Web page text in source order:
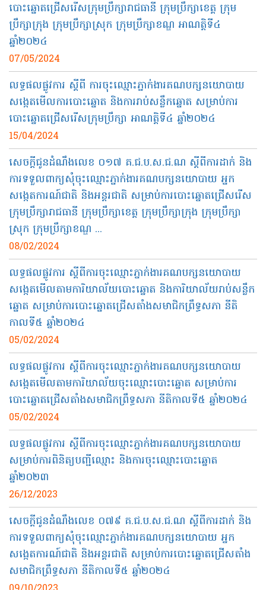
បោះឆ្នោតជ្រើសរើសក្រុមប្រឹក្សារាជធានី ក្រុមប្រឹក្សាខេត្ត ក្រុម
ប្រឹក្សាក្រុង ក្រុមប្រឹក្សាស្រុក ក្រុមប្រឹក្សាខណ្ឌ អាណត្តិទី៤
ឆ្នាំ២០២៤
07/05/2024
លទ្ធផលផ្លូវការ ស្តីពី ការចុះឈ្មោះភ្នាក់ងារគណបក្សនយោបាយ
សង្កេតមើលការបោះឆ្នោត និងការរាប់សន្លឹកឆ្នោត សម្រាប់ការ
បោះឆ្នោតជ្រើសរើសក្រុមប្រឹក្សា អាណត្តិទី៤ ឆ្នាំ២០២៤
15/04/2024
សេចក្តីជូនដំណឹងលេខ ០១៧ គ.ជ.ប.ស.ជ.ណ ស្តីពីការដាក់ និង
ការទទួលពាក្យសុំចុះឈ្មោះភ្នាក់ងារគណបក្សនយោបាយ អ្នក
សង្កេតការណ៍ជាតិ និងអន្តរជាតិ សម្រាប់ការបោះឆ្នោតជ្រើសរើស
ក្រុមប្រឹក្សារាជធានី ក្រុមប្រឹក្សាខេត្ត ក្រុមប្រឹក្សាក្រុង ក្រុមប្រឹក្សា
ស្រុក ក្រុមប្រឹក្សាខណ្ឌ ...
08/02/2024
លទ្ធផលផ្លូវការ ស្ដីពីការចុះឈ្មោះភ្នាក់ងារគណបក្សនយោបាយ
សង្កេតមើលតាមការិយាល័យបោះឆ្នោត និងការិយាល័យរាប់សន្លឹក
ឆ្នោត សម្រាប់ការបោះឆ្នោតជ្រើសតាំងសមាជិកព្រឹទ្ធសភា នីតិ
កាលទី៥ ឆ្នាំ២០២៤
05/02/2024
លទ្ធផលផ្លូវការ ស្ដីពីការចុះឈ្មោះភ្នាក់ងារគណបក្សនយោបាយ
សង្កេតមើលតាមការិយាល័យចុះឈ្មោះបោះឆ្នោត សម្រាប់ការ
បោះឆ្នោតជ្រើសតាំងសមាជិកព្រឹទ្ធសភា​ នីតិកាលទី៥ ឆ្នាំ២០២៤
05/02/2024
លទ្ធផលផ្លូវការ ស្ដីពីការចុះឈ្មោះភ្នាក់ងារគណបក្សនយោបាយ
សម្រាប់ការពិនិត្យបញ្ជីឈ្មោះ និងការចុះឈ្មោះបោះឆ្នោត
ឆ្នាំ២០២៣
26/12/2023
សេចក្តីជូនដំណឹងលេខ ០៧៩​ គ.ជ.ប.ស.ជ.ណ ស្តីពីការដាក់ និង
ការទទួលពាក្យសុំចុះឈ្មោះភ្នាក់ងារគណបក្សនយោបាយ អ្នក
សង្កេតការណ៍ជាតិ និងអន្តរជាតិ សម្រាប់ការបោះឆ្នោតជ្រើសតាំង
សមាជិកព្រឹទ្ធសភា នីតិកាលទី៥ ឆ្នាំ២០២៤